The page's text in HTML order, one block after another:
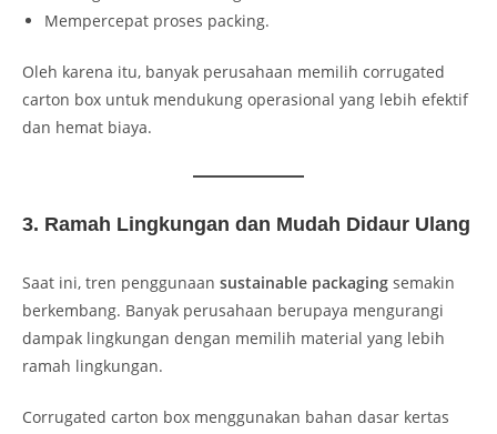
Mempercepat proses packing.
Oleh karena itu, banyak perusahaan memilih corrugated
carton box untuk mendukung operasional yang lebih efektif
dan hemat biaya.
3. Ramah Lingkungan dan Mudah Didaur Ulang
Saat ini, tren penggunaan sustainable packaging semakin
berkembang. Banyak perusahaan berupaya mengurangi
dampak lingkungan dengan memilih material yang lebih
ramah lingkungan.
Corrugated carton box menggunakan bahan dasar kertas